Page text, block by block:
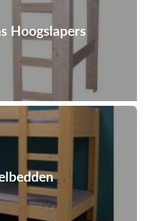
Hoogslapers